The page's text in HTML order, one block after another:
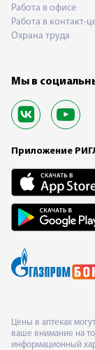
Работа в офисе
Работа в контакт-
Охрана труда
Мы в
Приложение
Цены в аптеках
ваше внимание на
информационный